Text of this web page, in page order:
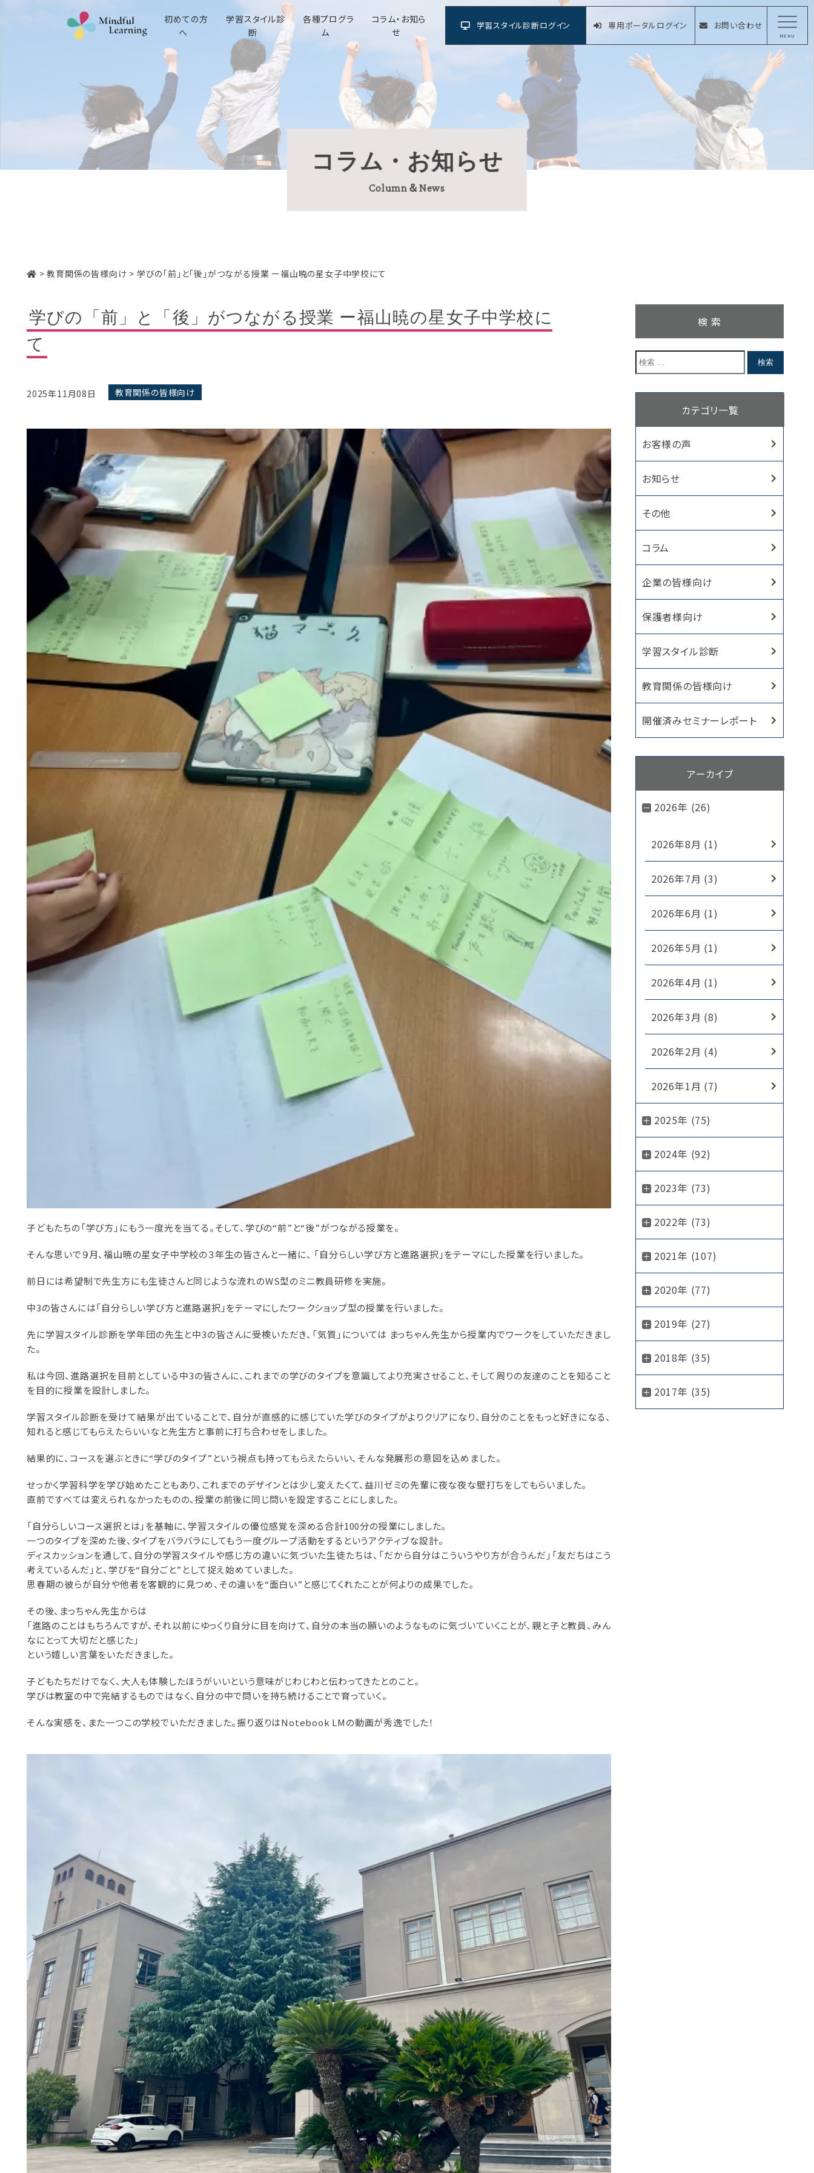
初めての方
へ
学習スタイル診
断
各種プログラ
ム
コラム・お知ら
せ
学習スタイル診断ログイン 専用ポータルログイン お問い合わせ
MENU
コラム・お知らせ
Column＆News
>教育関係の皆様向け > 学びの「前」と「後」がつながる授業 ー福山暁の星女子中学校にて
学びの「前」と「後」がつながる授業 ー福山暁の星女子中学校に
て
2025年11月08日 教育関係の皆様向け
子どもたちの「学び方」にもう一度光を当てる。そして、学びの“前”と“後”がつながる授業を。
そんな思いで９月、福山暁の星女子中学校の３年生の皆さんと一緒に、 「自分らしい学び方と進路選択」をテーマにした授業を行いました。
前日には希望制で先生方にも生徒さんと同じような流れのWS型のミニ教員研修を実施。
中3の皆さんには「自分らしい学び方と進路選択」をテーマにしたワークショップ型の授業を行いました。
先に学習スタイル診断を学年団の先生と中3の皆さんに受検いただき、「気質」については まっちゃん先生から授業内でワークをしていただきまし
た。
私は今回、進路選択を目前としている中3の皆さんに、これまでの学びのタイプを意識してより充実させること、そして周りの友達のことを知ること
を目的に授業を設計しました。
学習スタイル診断を受けて結果が出ていることで、自分が直感的に感じていた学びのタイプがよりクリアになり、自分のことをもっと好きになる、
知れると感じてもらえたらいいなと先生方と事前に打ち合わせをしました。
結果的に、コースを選ぶときに“学びのタイプ”という視点も持ってもらえたらいい、そんな発展形の意図を込めました。
せっかく学習科学を学び始めたこともあり、これまでのデザインとは少し変えたくて、益川ゼミの先輩に夜な夜な壁打ちをしてもらいました。
直前ですべては変えられなかったものの、授業の前後に同じ問いを設定することにしました。
「自分らしいコース選択とは」を基軸に、学習スタイルの優位感覚を深める合計100分の授業にしました。
一つのタイプを深めた後、タイプをバラバラにしてもう一度グループ活動をするというアクティブな設計。
ディスカッションを通して、自分の学習スタイルや感じ方の違いに気づいた生徒たちは、「だから自分はこういうやり方が合うんだ」「友だちはこう
考えているんだ」と、学びを“自分ごと”として捉え始めていました。
思春期の彼らが自分や他者を客観的に見つめ、その違いを“面白い”と感じてくれたことが何よりの成果でした。
その後、まっちゃん先生からは
「進路のことはもちろんですが、それ以前にゆっくり自分に目を向けて、自分の本当の願いのようなものに気づいていくことが、親と子と教員、みん
なにとって大切だと感じた」
という嬉しい言葉をいただきました。
子どもたちだけでなく、大人も体験したほうがいいという意味がじわじわと伝わってきたとのこと。
学びは教室の中で完結するものではなく、自分の中で問いを持ち続けることで育っていく。
そんな実感を、また一つこの学校でいただきました。振り返りはNotebook LMの動画が秀逸でした！
検 索
カテゴリ一覧
お客様の声
お知らせ
その他
コラム
企業の皆様向け
保護者様向け
学習スタイル診断
教育関係の皆様向け
開催済みセミナーレポート
アーカイブ
2026年 (26)
2026年8月 (1)
2026年7月 (3)
2026年6月 (1)
2026年5月 (1)
2026年4月 (1)
2026年3月 (8)
2026年2月 (4)
2026年1月 (7)
2025年 (75)
2024年 (92)
2023年 (73)
2022年 (73)
2021年 (107)
2020年 (77)
2019年 (27)
2018年 (35)
2017年 (35)